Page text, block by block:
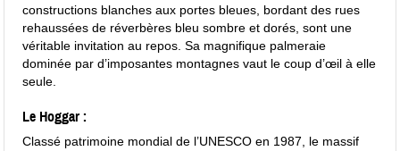
constructions blanches aux portes bleues, bordant des rues
rehaussées de réverbères bleu sombre et dorés, sont une
véritable invitation au repos. Sa magnifique palmeraie
dominée par d’imposantes montagnes vaut le coup d’œil à elle
seule.
Le Hoggar :
Classé patrimoine mondial de l’UNESCO en 1987, le massif